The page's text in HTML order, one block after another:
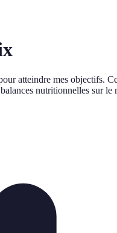
atteindre mes objectifs.
nutritionnelles sur